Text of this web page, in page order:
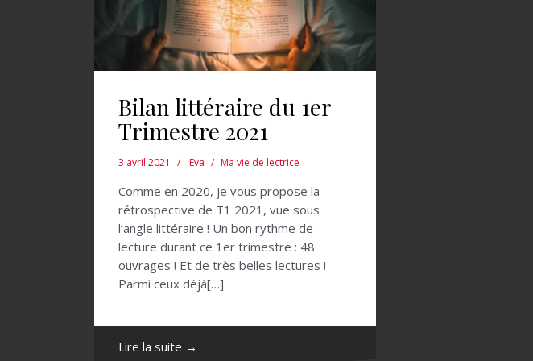
Bilan littéraire du 1er
Trimestre 2021
3 avril 2021 Eva Ma vie de lectrice
Comme en 2020, je vous propose la
rétrospective de T1 2021, vue sous
l’angle littéraire ! Un bon rythme de
lecture durant ce 1er trimestre : 48
ouvrages ! Et de très belles lectures !
Parmi ceux déjà[…]
Lire la suite →